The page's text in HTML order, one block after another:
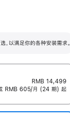
调节范围。
以满足你的各种安装需求。
RMB 14,499
RMB 605/月 (24 期) 起